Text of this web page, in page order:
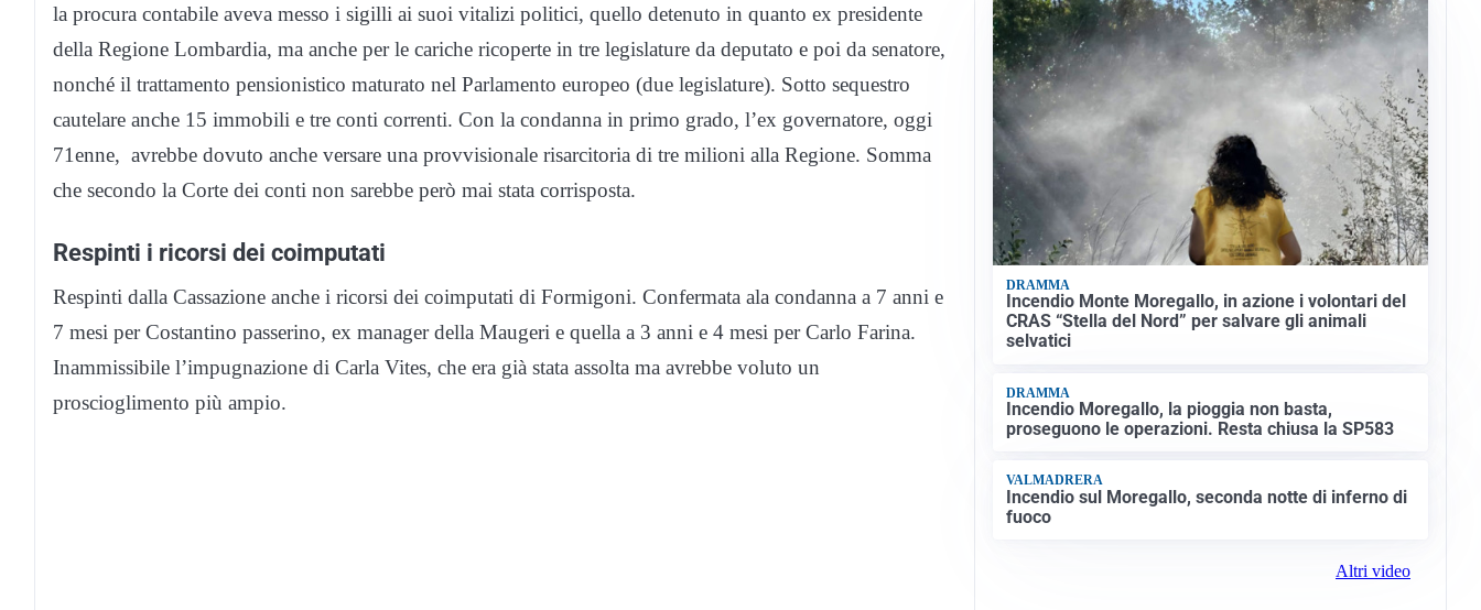
la procura contabile aveva messo i sigilli ai suoi vitalizi politici, quello detenuto in quanto ex presidente
della Regione Lombardia, ma anche per le cariche ricoperte in tre legislature da deputato e poi da senatore,
nonché il trattamento pensionistico maturato nel Parlamento europeo (due legislature). Sotto sequestro
cautelare anche 15 immobili e tre conti correnti. Con la condanna in primo grado, l’ex governatore, oggi
71enne, avrebbe dovuto anche versare una provvisionale risarcitoria di tre milioni alla Regione. Somma
che secondo la Corte dei conti non sarebbe però mai stata corrisposta.
Respinti i ricorsi dei coimputati
Respinti dalla Cassazione anche i ricorsi dei coimputati di Formigoni. Confermata ala condanna a 7 anni e
7 mesi per Costantino passerino, ex manager della Maugeri e quella a 3 anni e 4 mesi per Carlo Farina.
Inammissibile l’impugnazione di Carla Vites, che era già stata assolta ma avrebbe voluto un
proscioglimento più ampio.
DRAMMA
Incendio Monte Moregallo, in azione i volontari del
CRAS “Stella del Nord” per salvare gli animali
selvatici
DRAMMA
Incendio Moregallo, la pioggia non basta,
proseguono le operazioni. Resta chiusa la SP583
VALMADRERA
Incendio sul Moregallo, seconda notte di inferno di
fuoco
Altri video